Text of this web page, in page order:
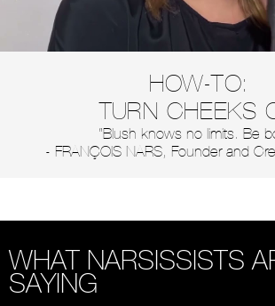
HOW-TO:
TURN CHEEKS
“Blush knows no limits. Be
- FRANÇOIS NARS, Founder and
WHAT NARSISSISTS
SAYING